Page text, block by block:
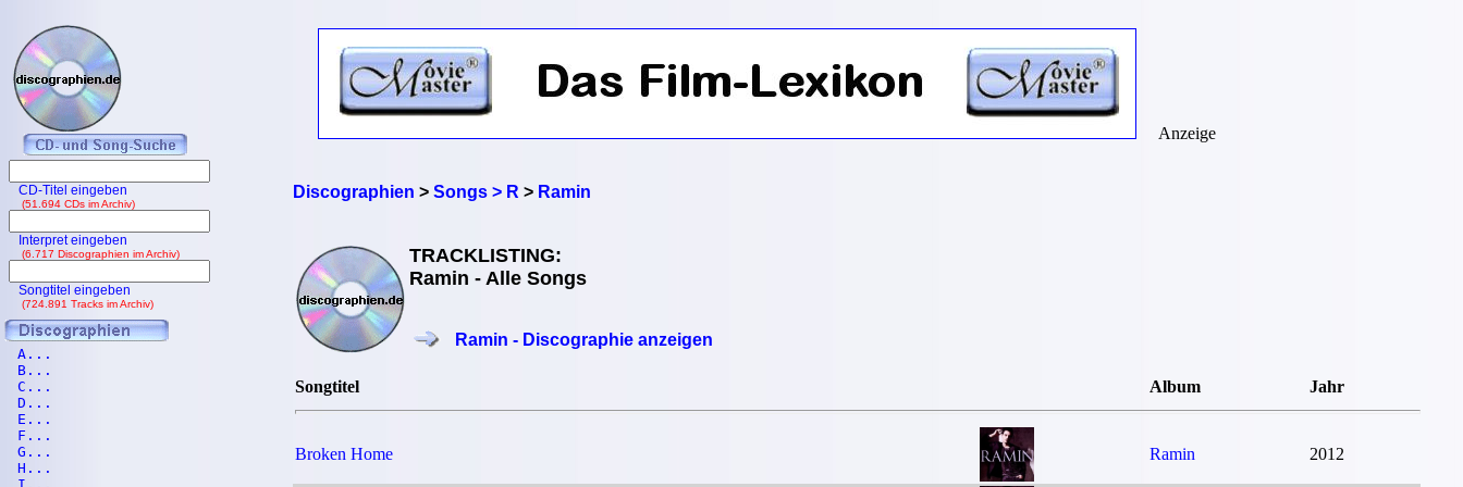
Discographien > Songs > R > Ramin
TRACKLISTING:
Ramin - Alle Songs
Ramin - Discographie anzeigen
Songtitel Album Jahr
Broken Home Ramin 2012
Anzeige
CD-Titel eingeben
(51.694 CDs im Archiv)
Interpret eingeben
(6.717 Discographien im Archiv)
Songtitel eingeben
(724.891 Tracks im Archiv)
A...
B...
C...
D...
E...
F...
G...
H...